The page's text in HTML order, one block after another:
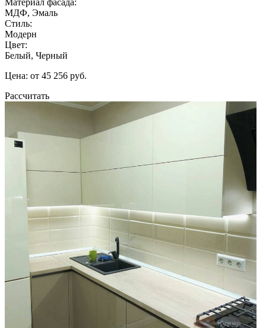
МДФ, Эмаль
Стиль:
Модерн
Цвет:
Белый, Черный
Цена: от 45 256 руб.
Рассчитать